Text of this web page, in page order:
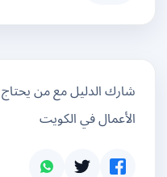
شارك الدليل مع من يحتاج
الأعمال في الكويت